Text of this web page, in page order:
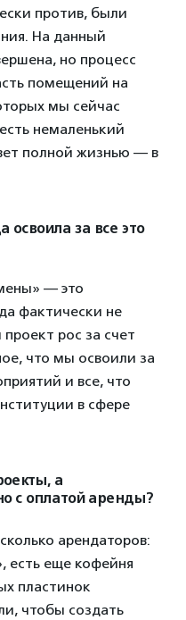
против, были
На данный
но процесс
помещений на
мы сейчас
немаленький
полной жизнью — в
освоила за все это
— это
фактически не
рос за счет
что мы освоили за
и все, что
в сфере
а
с оплатой аренды?
арендаторов:
еще кофейня
пластинок
чтобы создать